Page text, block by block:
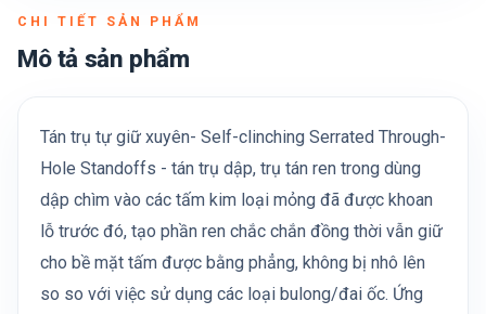
CHI TIẾT SẢN PHẨM
Mô tả sản phẩm
Tán trụ tự giữ xuyên- Self-clinching Serrated Through-
Hole Standoffs - tán trụ dập, trụ tán ren trong dùng
dập chìm vào các tấm kim loại mỏng đã được khoan
lỗ trước đó, tạo phần ren chắc chắn đồng thời vẫn giữ
cho bề mặt tấm được bằng phẳng, không bị nhô lên
so so với việc sử dụng các loại bulong/đai ốc. Ứng